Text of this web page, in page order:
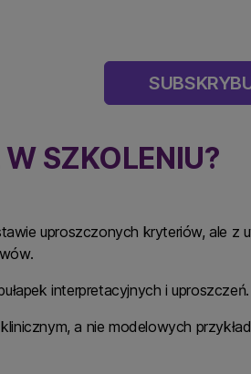
SZKOLENIU?
uproszczonych kryteriów, ale z
interpretacyjnych i uproszczeń.
a nie modelowych